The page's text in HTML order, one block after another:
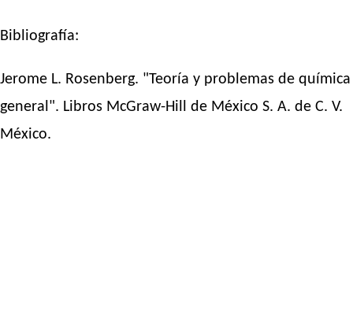
Bibliografía:
Jerome L. Rosenberg. "Teoría y problemas de química
general". Libros McGraw-Hill de México S. A. de C. V.
México.